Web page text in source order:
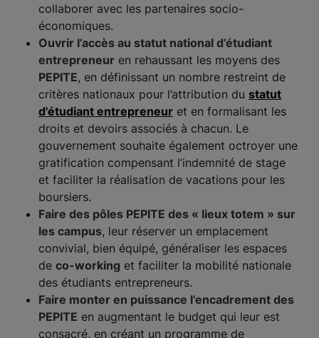
collaborer avec les partenaires socio-
économiques.
Ouvrir l’accès au statut national d’étudiant
entrepreneur en rehaussant les moyens des
PEPITE, en définissant un nombre restreint de
critères nationaux pour l’attribution du statut
d'étudiant entrepreneur et en formalisant les
droits et devoirs associés à chacun. Le
gouvernement souhaite également octroyer une
gratification compensant l’indemnité de stage
et faciliter la réalisation de vacations pour les
boursiers.
Faire des pôles PEPITE des « lieux totem » sur
les campus, leur réserver un emplacement
convivial, bien équipé, généraliser les espaces
de co-working et faciliter la mobilité nationale
des étudiants entrepreneurs.
Faire monter en puissance l’encadrement des
PEPITE en augmentant le budget qui leur est
consacré, en créant un programme de